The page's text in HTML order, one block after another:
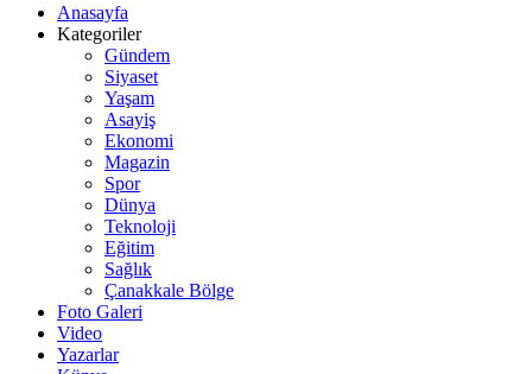
Anasayfa
Kategoriler
Gündem
Siyaset
Yaşam
Asayiş
Ekonomi
Magazin
Spor
Dünya
Teknoloji
Eğitim
Sağlık
Çanakkale Bölge
Foto Galeri
Video
Yazarlar